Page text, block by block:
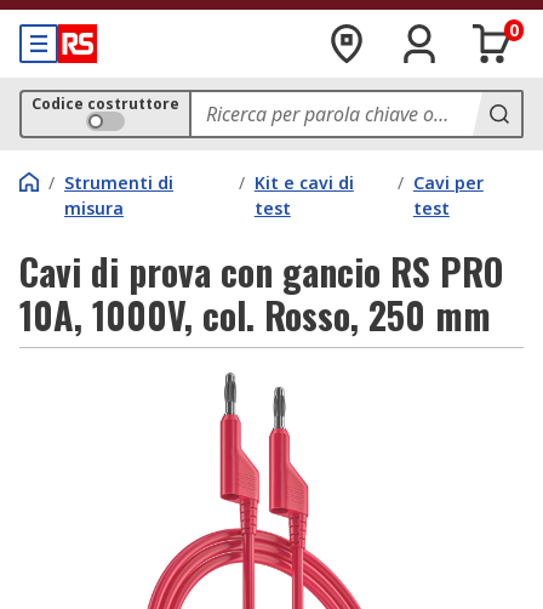
0
Codice costruttore
/ Strumenti di
misura
/ Kit e cavi di
test
/ Cavi per
test
Cavi di prova con gancio RS PRO
10A, 1000V, col. Rosso, 250 mm